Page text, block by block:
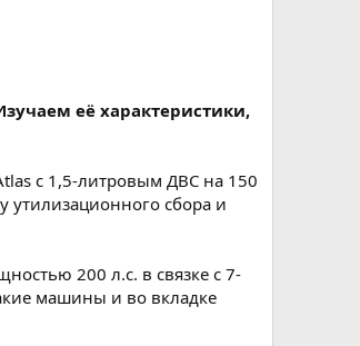
её характеристики,
с 1,5-литровым ДВС на 150
утилизационного сбора и
200 л.с. в связке с 7-
машины и во вкладке